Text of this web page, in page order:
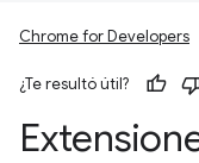
Chrome for Developers
¿Te resultó útil?